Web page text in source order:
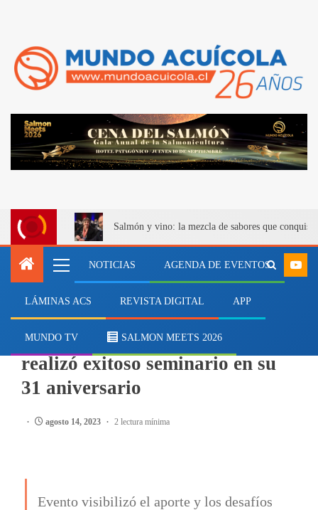
Salmón y vino: la mezcla de sabores que
NOTICIAS AGENDA DE EVENTOS
LÁMINAS ACS REVISTA DIGITAL APP
MUNDO TV SALMON MEETS 2026
En Puerto Montt, ARMASUR
realizó exitoso seminario en su
31 aniversario
agosto 14, 2023 2 lectura mínima
Evento visibilizó el aporte y los desafíos